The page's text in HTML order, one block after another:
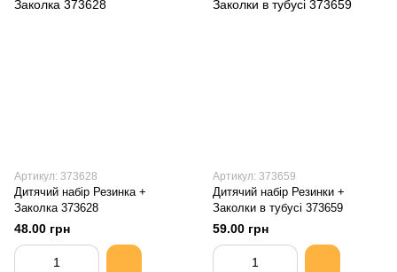
Артикул: 373628
Дитячий набір Резинка +
Заколка 373628
48.00 грн
Артикул: 373659
Дитячий набір Резинки +
Заколки в тубусі 373659
59.00 грн